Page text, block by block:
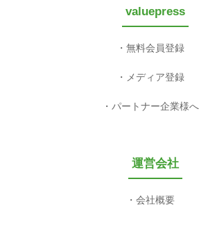
valuepress
無料会員登録
メディア登録
パートナー企業様へ
運営会社
会社概要